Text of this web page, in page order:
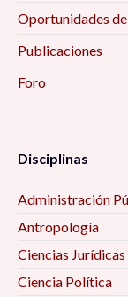
Oportunidades
Publicaciones
Foro
Disciplinas
Administración
Antropología
Ciencias Jurídicas
Ciencia Política